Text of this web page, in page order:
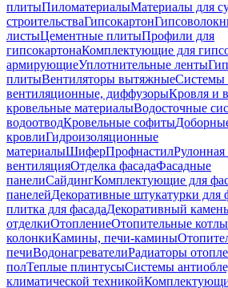
плитыПиломатериалыМатериалы для
строительстваГипсокартон
листыЦементные плитыПрофили для
гипсокартонаКомплектующие для
армирующиеУплотнительные ленты
плитыВентиляторы вытяжныеСистемы
вентиляционные, диффузорыКровля и
кровельные материалыВодосточные
водоотводКровельные софиты
кровлиГидроизоляционные
материалыШиферПрофнастилРулонная
вентиляцияОтделка фасадаФасадные
панелиСайдингКомплектующие для
панелейДекоративные штукатурки для
плитка для фасадаДекоративный
отделкиОтоплениеОтопительные котлы
колонкиКамины, печи-камины
печиВодонагревателиРадиаторы
полТеплые плинтусыСистемы
климатической техникой